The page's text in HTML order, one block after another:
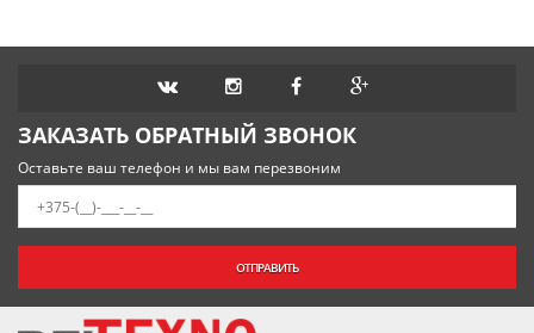
ЗАКАЗАТЬ ОБРАТНЫЙ ЗВОНОК
Оставьте ваш телефон и мы вам перезвоним
ОТПРАВИТЬ